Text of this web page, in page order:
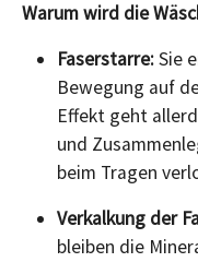
Warum wird die
Faserstarre:Sie
Bewegung auf
Effekt geht
und
beim Tragen
Verkalkung der
bleiben die